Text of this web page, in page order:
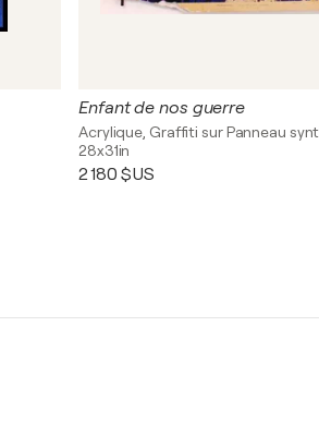
Enfant de nos guerre
Acrylique, Graffiti sur Panneau
28x31in
2 180 $US